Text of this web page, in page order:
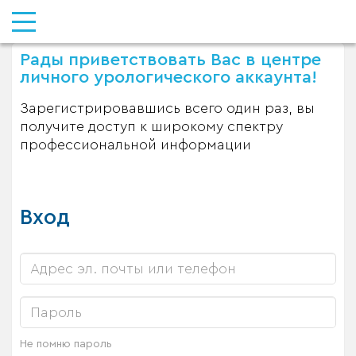
Рады приветствовать Вас в центре
личного урологического аккаунта!
Зарегистрировавшись всего один раз, вы
получите доступ к широкому спектру
профессиональной информации
Вход
Не помню пароль